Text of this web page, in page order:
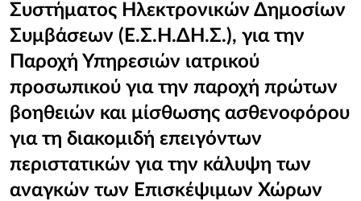
Υπηρεσίες
Νέα
Επικοινωνία
Συστήματος Ηλεκτρονικών Δημοσίων
Συμβάσεων (Ε.Σ.Η.ΔΗ.Σ.), για την
Παροχή Υπηρεσιών ιατρικού
προσωπικού για την παροχή πρώτων
βοηθειών και μίσθωσης ασθενοφόρου
για τη διακομιδή επειγόντων
περιστατικών για την κάλυψη των
αναγκών των Επισκέψιμων Χώρων